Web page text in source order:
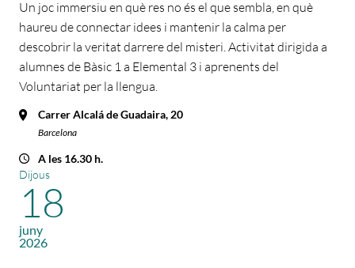
Un joc immersiu en què res no és el que sembla, en què
haureu de connectar idees i mantenir la calma per
descobrir la veritat darrere del misteri. Activitat dirigida a
alumnes de Bàsic 1 a Elemental 3 i aprenents del
Voluntariat per la llengua.
Carrer Alcalá de Guadaira, 20
Barcelona
A les 16.30 h.
Dijous
18
juny
2026